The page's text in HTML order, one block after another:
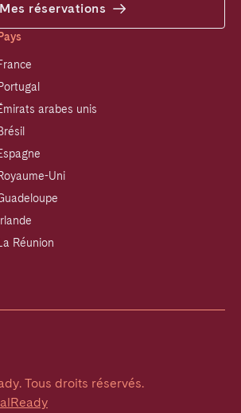
Mes réservations
arabes unis
Uni
Irlande
Réunion
. Tous droits réservés.